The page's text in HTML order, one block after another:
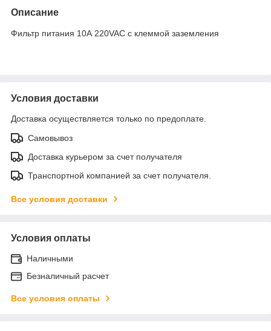
Описание
Фильтр питания 10А 220VAC с клеммой заземления
Условия доставки
Доставка осуществляется только по предоплате.
Самовывоз
Доставка курьером за счет получателя
Транспортной компанией за счет получателя.
Все условия доставки
Условия оплаты
Наличными
Безналичный расчет
Все условия оплаты